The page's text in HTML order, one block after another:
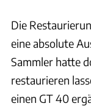
Die
eine absolute
Sammler hatte
restaurieren
einen GT 40